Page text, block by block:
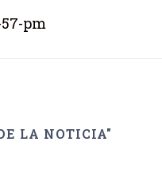
LA NOTICIA"